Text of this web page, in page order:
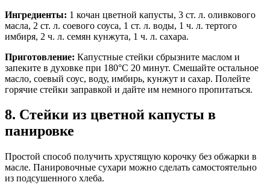
Ингредиенты: 1 кочан цветной капусты, 3 ст. л. оливкового
масла, 2 ст. л. соевого соуса, 1 ст. л. воды, 1 ч. л. тертого
имбиря, 2 ч. л. семян кунжута, 1 ч. л. сахара.
Приготовление: Капустные стейки сбрызните маслом и
запеките в духовке при 180°C 20 минут. Смешайте остальное
масло, соевый соус, воду, имбирь, кунжут и сахар. Полейте
горячие стейки заправкой и дайте им немного пропитаться.
8. Стейки из цветной капусты в
панировке
Простой способ получить хрустящую корочку без обжарки в
масле. Панировочные сухари можно сделать самостоятельно
из подсушенного хлеба.